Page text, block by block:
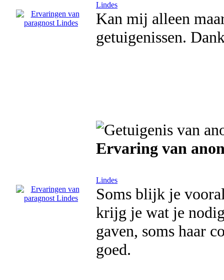
Lindes
Kan mij alleen
getuigenissen.
Ervaring van
Lindes
Soms blijk je
krijg je wat je
gaven, soms haar
goed.